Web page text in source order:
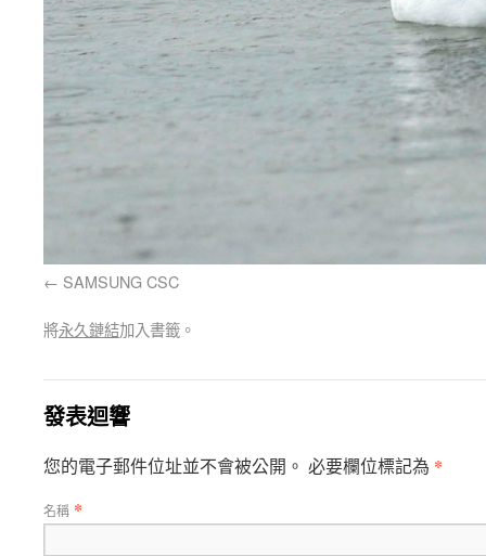
SAMSUNG CSC
將永久鏈結加入書籤。
發表迴響
您的電子郵件位址並不會被公開。 必要欄位標記為 *
名稱 *